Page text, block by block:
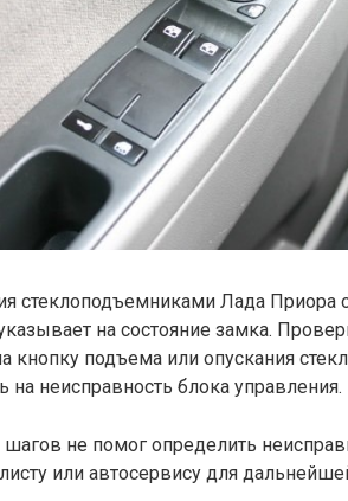
стеклоподъемниками Лада Приора
на состояние замка.
кнопку подъема или опускания
на неисправность блока управления.
шагов не помог определить
или автосервису для